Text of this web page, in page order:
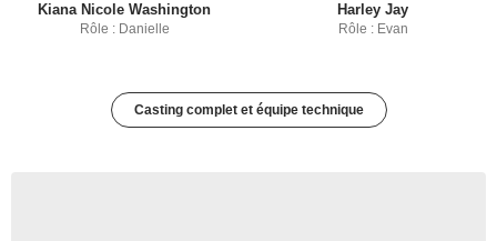
Kiana Nicole Washington
Rôle : Danielle
Harley Jay
Rôle : Evan
Casting complet et équipe technique